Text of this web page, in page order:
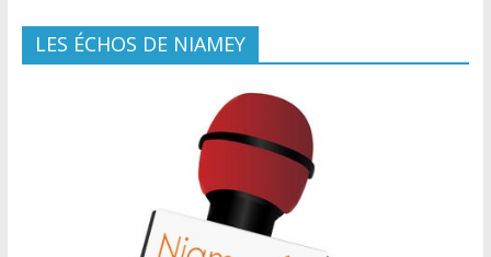
LES ÉCHOS DE NIAMEY